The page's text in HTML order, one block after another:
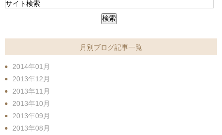
月別ブログ記事一覧
2014年01月
2013年12月
2013年11月
2013年10月
2013年09月
2013年08月